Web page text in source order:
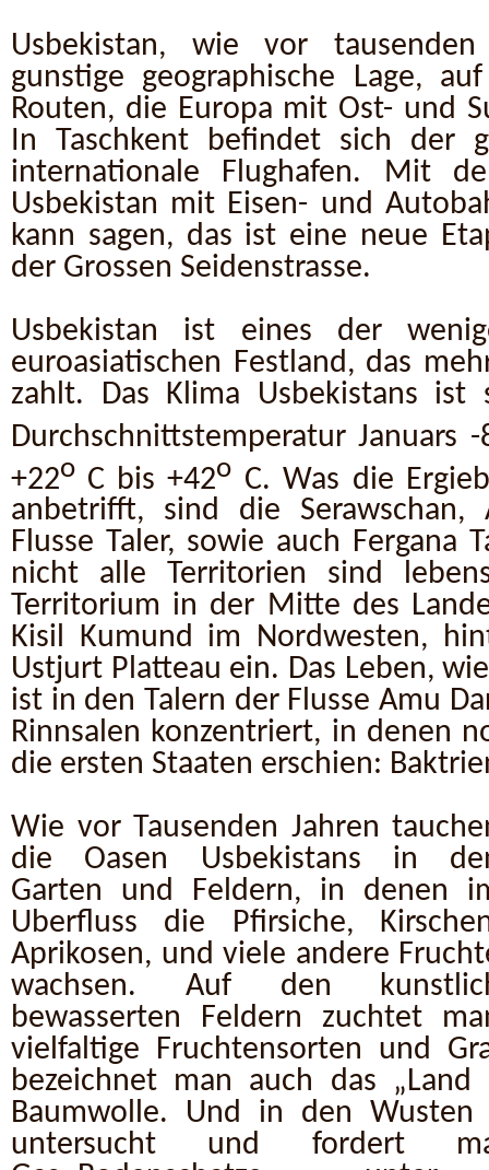
Usbekistan, wie vor
gunstige geographische Lage,
Routen, die Europa mit Ost- und
In Taschkent befindet sich der
internationale Flughafen. Mit
Usbekistan mit Eisen- und
kann sagen, das ist eine neue
der Grossen Seidenstrasse.
Usbekistan ist eines der
euroasiatischen Festland, das
zahlt. Das Klima Usbekistans ist
Durchschnittstemperatur Januars -
+22o C bis +42o C. Was die
anbetrifft, sind die Serawschan,
Flusse Taler, sowie auch Fergana
nicht alle Territorien sind
Territorium in der Mitte des
Kisil Kumund im Nordwesten,
Ustjurt Platteau ein. Das Leben,
ist in den Talern der Flusse Amu
Rinnsalen konzentriert, in denen
die ersten Staaten erschien:
Wie vor Tausenden Jahren
die Oasen Usbekistans in
Garten und Feldern, in denen
Uberfluss die Pfirsiche,
Aprikosen, und viele andere
wachsen. Auf den
bewasserten Feldern zuchtet
vielfaltige Fruchtensorten und
bezeichnet man auch das „Land
Baumwolle. Und in den Wusten
untersucht und fordert